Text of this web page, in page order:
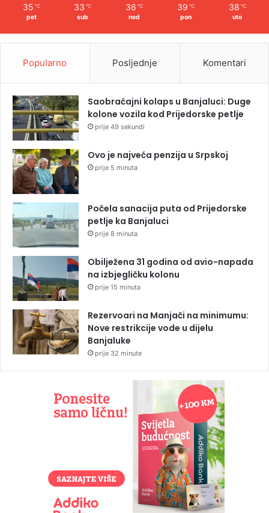
35 ℃
pet
33 ℃
sub
36 ℃
ned
39 ℃
pon
38 ℃
uto
Popularno Posljednje Komentari
Saobraćajni kolaps u Banjaluci: Duge
kolone vozila kod Prijedorske petlje
prije 49 sekundi
Ovo je najveća penzija u Srpskoj
prije 5 minuta
Počela sanacija puta od Prijedorske
petlje ka Banjaluci
prije 8 minuta
Obilježena 31 godina od avio-napada
na izbjegličku kolonu
prije 15 minuta
Rezervoari na Manjači na minimumu:
Nove restrikcije vode u dijelu
Banjaluke
prije 32 minute